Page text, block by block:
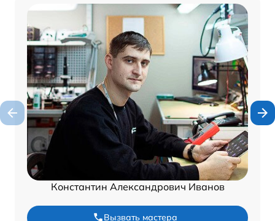
Константин Александрович Иванов
Вызвать мастера